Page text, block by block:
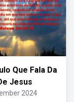
Que Fala Da
Jesus
2024